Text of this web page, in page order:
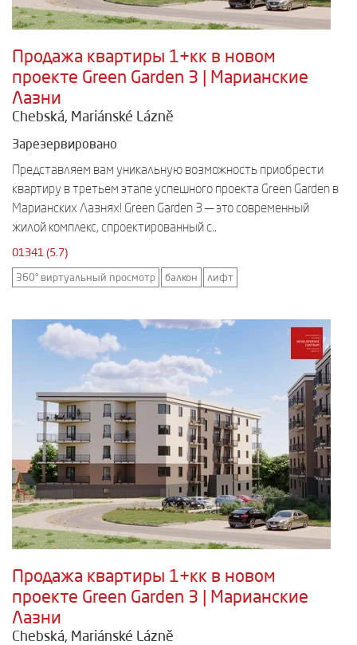
Продажа квартиры 1+кк в новом
проекте Green Garden 3 | Марианские
Лазни
Chebská, Mariánské Lázně
Зарезервировано
Представляем вам уникальную возможность приобрести
квартиру в третьем этапе успешного проекта Green Garden в
Марианских Лазнях! Green Garden 3 — это современный
жилой комплекс, спроектированный с..
01341 (5.7)
360° виртуальный просмотр балкон лифт
Продажа квартиры 1+кк в новом
проекте Green Garden 3 | Марианские
Лазни
Chebská, Mariánské Lázně